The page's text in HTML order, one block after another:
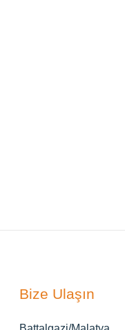
Bize Ulaşın